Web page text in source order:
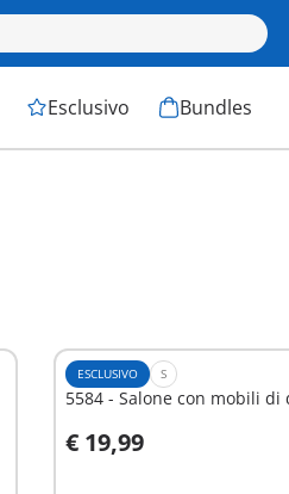
Esclusivo Bundles
ESCLUSIVO S
5584 - Salone con mobili di
€ 19,99
Aggiungi al carrello